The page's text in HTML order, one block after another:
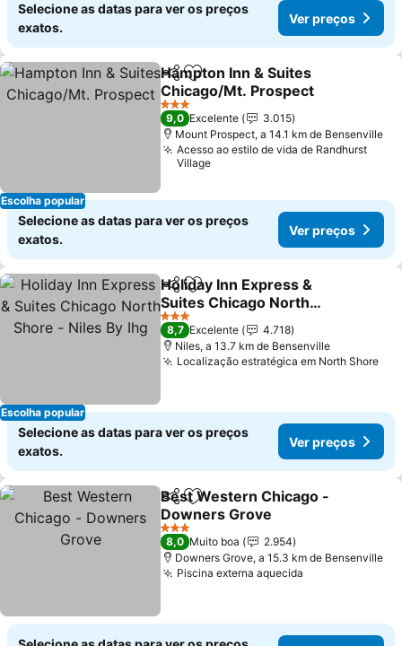
Selecione as datas para ver os preços
exatos.
Ver preços
Escolha popular
PartilharAdicionar aos favoritos
Hampton Inn & Suites
Chicago/Mt. Prospect
3 Estrelas
9,0 Excelente
3.015
Mount Prospect, a 14.1 km de Bensenville
Acesso ao estilo de vida de Randhurst
Village
Selecione as datas para ver os preços
exatos.
Ver preços
Escolha popular
PartilharAdicionar aos favoritos
Holiday Inn Express &
Suites Chicago North
Shore - Niles By Ihg
3 Estrelas
8,7 Excelente
4.718
Niles, a 13.7 km de Bensenville
Localização estratégica em North Shore
Selecione as datas para ver os preços
exatos.
Ver preços
PartilharAdicionar aos favoritos
Best Western Chicago -
Downers Grove
3 Estrelas
8,0 Muito boa
2.954
Downers Grove, a 15.3 km de Bensenville
Piscina externa aquecida